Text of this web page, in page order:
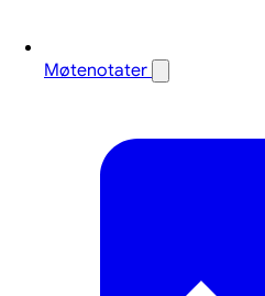
Møtenotater